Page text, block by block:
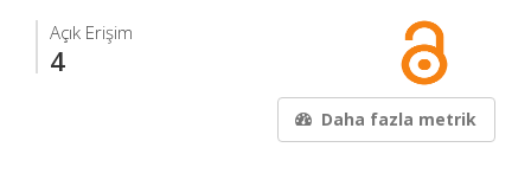
Açık Erişim
4
Daha fazla metrik